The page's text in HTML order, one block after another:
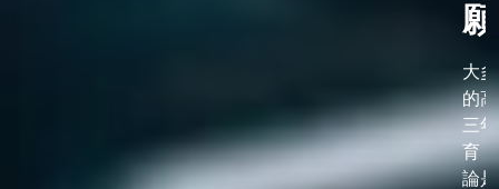
大
的
三
育
論